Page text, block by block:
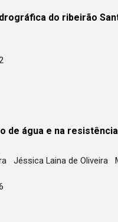
do ribeirão
de água e na
Jéssica Laina de Oliveira